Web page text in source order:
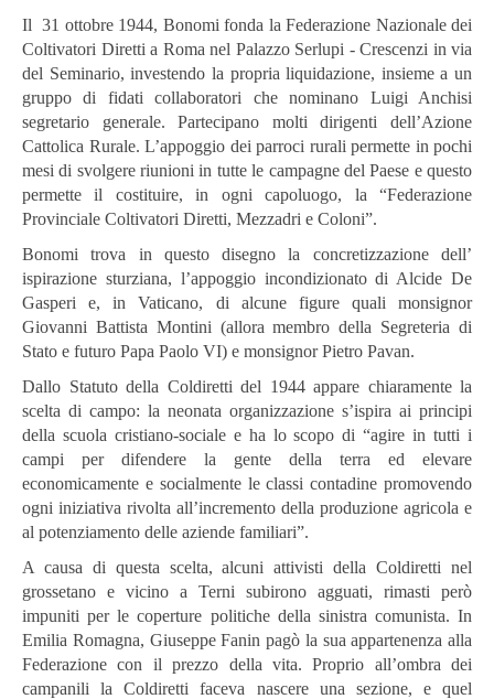
Il 31 ottobre 1944, Bonomi fonda la Federazione Nazionale dei
Coltivatori Diretti a Roma nel Palazzo Serlupi - Crescenzi in via
del Seminario, investendo la propria liquidazione, insieme a un
gruppo di fidati collaboratori che nominano Luigi Anchisi
segretario generale. Partecipano molti dirigenti dell’Azione
Cattolica Rurale. L’appoggio dei parroci rurali permette in pochi
mesi di svolgere riunioni in tutte le campagne del Paese e questo
permette il costituire, in ogni capoluogo, la “Federazione
Provinciale Coltivatori Diretti, Mezzadri e Coloni”.
Bonomi trova in questo disegno la concretizzazione dell’
ispirazione sturziana, l’appoggio incondizionato di Alcide De
Gasperi e, in Vaticano, di alcune figure quali monsignor
Giovanni Battista Montini (allora membro della Segreteria di
Stato e futuro Papa Paolo VI) e monsignor Pietro Pavan.
Dallo Statuto della Coldiretti del 1944 appare chiaramente la
scelta di campo: la neonata organizzazione s’ispira ai principi
della scuola cristiano-sociale e ha lo scopo di “agire in tutti i
campi per difendere la gente della terra ed elevare
economicamente e socialmente le classi contadine promovendo
ogni iniziativa rivolta all’incremento della produzione agricola e
al potenziamento delle aziende familiari”.
A causa di questa scelta, alcuni attivisti della Coldiretti nel
grossetano e vicino a Terni subirono agguati, rimasti però
impuniti per le coperture politiche della sinistra comunista. In
Emilia Romagna, Giuseppe Fanin pagò la sua appartenenza alla
Federazione con il prezzo della vita. Proprio all’ombra dei
campanili la Coldiretti faceva nascere una sezione, e quel